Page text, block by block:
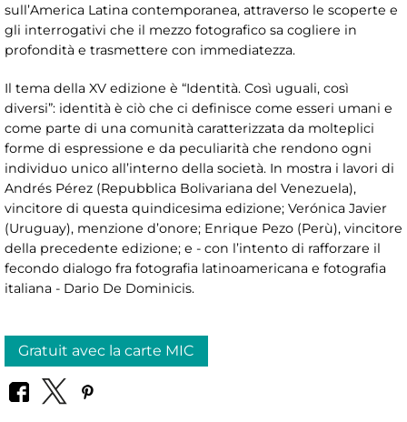
sull’America Latina contemporanea, attraverso le scoperte e
gli interrogativi che il mezzo fotografico sa cogliere in
profondità e trasmettere con immediatezza.
Il tema della XV edizione è “Identità. Così uguali, così
diversi”: identità è ciò che ci definisce come esseri umani e
come parte di una comunità caratterizzata da molteplici
forme di espressione e da peculiarità che rendono ogni
individuo unico all’interno della società. In mostra i lavori di
Andrés Pérez (Repubblica Bolivariana del Venezuela),
vincitore di questa quindicesima edizione; Verónica Javier
(Uruguay), menzione d’onore; Enrique Pezo (Perù), vincitore
della precedente edizione; e - con l’intento di rafforzare il
fecondo dialogo fra fotografia latinoamericana e fotografia
italiana - Dario De Dominicis.
Gratuit avec la carte MIC